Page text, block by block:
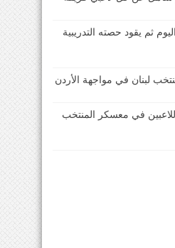
ثم يقود حصته التدريبية
لبنان في مواجهة الأردن
في معسكر المنتخب